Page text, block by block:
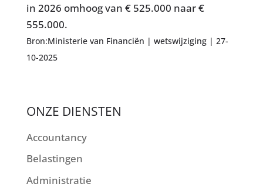
in 2026 omhoog van € 525.000 naar €
555.000.
Bron:Ministerie van Financiën | wetswijziging | 27-
10-2025
ONZE DIENSTEN
Accountancy
Belastingen
Administratie